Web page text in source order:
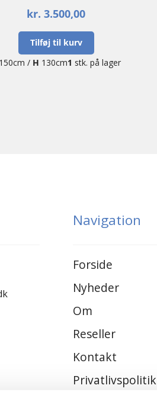
kr. 3.500,00
Tilføj til kurv
150cm / H 130cm1 stk. på lager
Navigation
Forside
Nyheder
Om
Reseller
Kontakt
Privatlivspolitik